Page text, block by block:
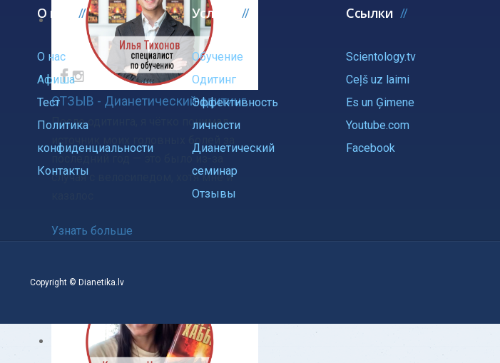
ОТЗЫВ - Дианетический одитинг
После одитинга, я чётко понимал
источник моих головных болей за
случая с велосипедом, хотя мне и
Узнать больше
О нас
О нас
Афиша
Тест
Политика
конфиденциальности
Контакты
Услуги
Обучение
Одитинг
Эффективность
личности
Дианетический
семинар
Отзывы
Ссылки
Scientology.tv
Ceļš uz laimi
Es un Ģimene
Youtube.com
Facebook
Copyright © Dianetika.lv